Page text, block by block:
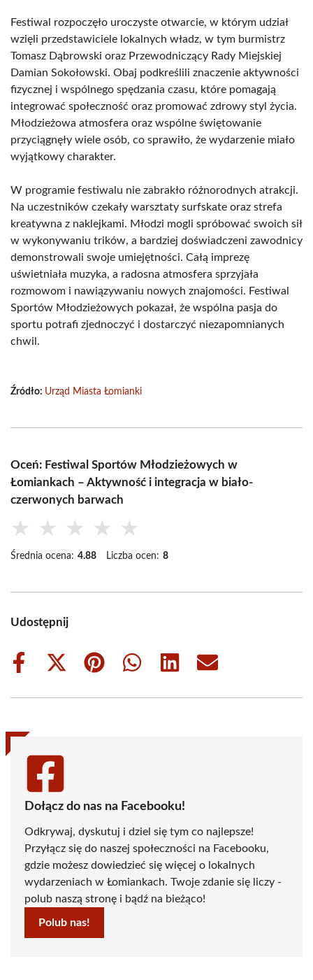
Festiwal rozpoczęło uroczyste otwarcie, w którym udział
wzięli przedstawiciele lokalnych władz, w tym burmistrz
Tomasz Dąbrowski oraz Przewodniczący Rady Miejskiej
Damian Sokołowski. Obaj podkreślili znaczenie aktywności
fizycznej i wspólnego spędzania czasu, które pomagają
integrować społeczność oraz promować zdrowy styl życia.
Młodzieżowa atmosfera oraz wspólne świętowanie
przyciągnęły wiele osób, co sprawiło, że wydarzenie miało
wyjątkowy charakter.
W programie festiwalu nie zabrakło różnorodnych atrakcji.
Na uczestników czekały warsztaty surfskate oraz strefa
kreatywna z naklejkami. Młodzi mogli spróbować swoich sił
w wykonywaniu trików, a bardziej doświadczeni zawodnicy
demonstrowali swoje umiejętności. Całą imprezę
uświetniała muzyka, a radosna atmosfera sprzyjała
rozmowom i nawiązywaniu nowych znajomości. Festiwal
Sportów Młodzieżowych pokazał, że wspólna pasja do
sportu potrafi zjednoczyć i dostarczyć niezapomnianych
chwil.
Źródło: Urząd Miasta Łomianki
Oceń: Festiwal Sportów Młodzieżowych w
Łomiankach – Aktywność i integracja w biało-
czerwonych barwach
★ ★ ★ ★ ★
Średnia ocena: 4.88 Liczba ocen: 8
Udostępnij
Share
Share
(Twitter)
Share
Share
Share
Share
Dołącz do nas na Facebooku!
Odkrywaj, dyskutuj i dziel się tym co najlepsze!
Przyłącz się do naszej społeczności na Facebooku,
gdzie możesz dowiedzieć się więcej o lokalnych
wydarzeniach w Łomiankach. Twoje zdanie się liczy -
polub naszą stronę i bądź na bieżąco!
Polub nas!